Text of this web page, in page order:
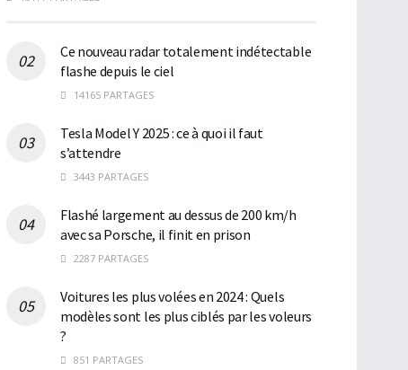
Ce nouveau radar totalement indétectable
flashe depuis le ciel
14165 PARTAGES
Tesla Model Y 2025 : ce à quoi il faut
s’attendre
3443 PARTAGES
Flashé largement au dessus de 200 km/h
avec sa Porsche, il finit en prison
2287 PARTAGES
Voitures les plus volées en 2024 : Quels
modèles sont les plus ciblés par les voleurs
?
851 PARTAGES